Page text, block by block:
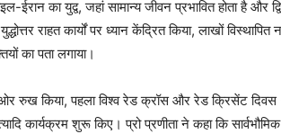
ईरान का युद्व, जहां सामान्य जीवन प्रभावित होता है और
राहत कार्यों पर ध्यान केंद्रित किया, लाखों विस्थापित
का पता लगाया।
रुख किया, पहला विश्व रेड क्रॉस और रेड क्रिसेंट दिवस
कार्यक्रम शुरू किए। प्रो प्रणीता ने कहा कि